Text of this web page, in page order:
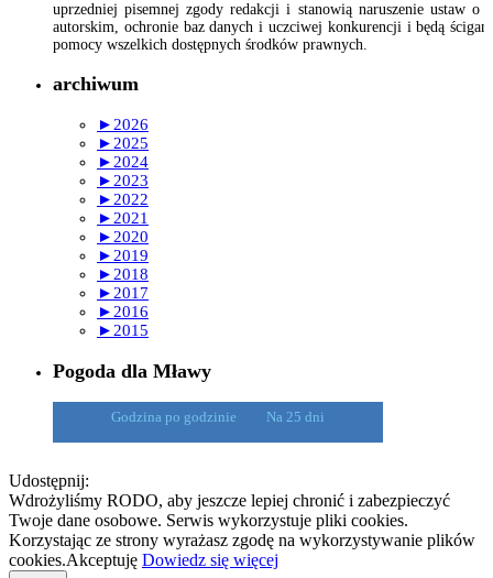
uprzedniej pisemnej zgody redakcji i stanowią naruszenie ustaw o
autorskim, ochronie baz danych i uczciwej konkurencji i będą
pomocy wszelkich dostępnych środków prawnych.
archiwum
► 2026
► 2025
► 2024
► 2023
► 2022
► 2021
► 2020
► 2019
► 2018
► 2017
► 2016
► 2015
Pogoda dla Mławy
Godzina po godzinie Na 25 dni
Udostępnij:
Wdrożyliśmy RODO, aby jeszcze lepiej chronić i zabezpieczyć
Twoje dane osobowe. Serwis wykorzystuje pliki cookies.
Korzystając ze strony wyrażasz zgodę na wykorzystywanie plików
cookies.Akceptuję Dowiedz się więcej